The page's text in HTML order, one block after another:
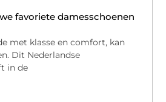
favoriete damesschoenen
met klasse en comfort, kan
Dit Nederlandse
in de